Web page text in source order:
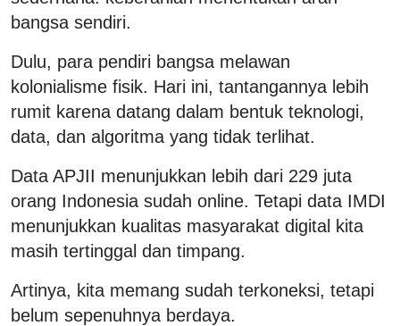
bangsa sendiri.
Dulu, para pendiri bangsa melawan
kolonialisme fisik. Hari ini, tantangannya lebih
rumit karena datang dalam bentuk teknologi,
data, dan algoritma yang tidak terlihat.
Data APJII menunjukkan lebih dari 229 juta
orang Indonesia sudah online. Tetapi data IMDI
menunjukkan kualitas masyarakat digital kita
masih tertinggal dan timpang.
Artinya, kita memang sudah terkoneksi, tetapi
belum sepenuhnya berdaya.